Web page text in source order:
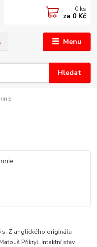
Menu
Hledat
0 ks
za 0 Kč
s. Z anglického originálu
Přikryl. Intaktní stav